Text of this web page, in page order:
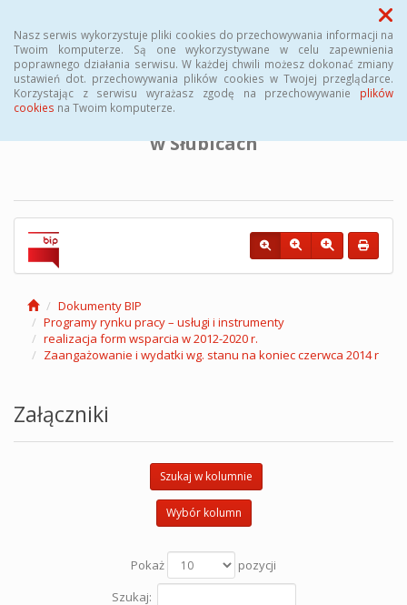
Nasz serwis wykorzystuje pliki cookies do przechowywania informacji na
Twoim komputerze. Są one wykorzystywane w celu zapewnienia
poprawnego działania serwisu. W każdej chwili możesz dokonać zmiany
ustawień dot. przechowywania plików cookies w Twojej przeglądarce.
Korzystając z serwisu wyrażasz zgodę na przechowywanie plików
cookies na Twoim komputerze.
Menu
BIULETYN INFORMACJI PUBLICZNEJ
Powiatowego Urzędu Pracy
w Słubicach
Dokumenty BIP
Programy rynku pracy – usługi i instrumenty
realizacja form wsparcia w 2012-2020 r.
Zaangażowanie i wydatki wg. stanu na koniec czerwca 2014 r
Załączniki
Szukaj w kolumnie
Wybór kolumn
Pokaż
pozycji
Szukaj: